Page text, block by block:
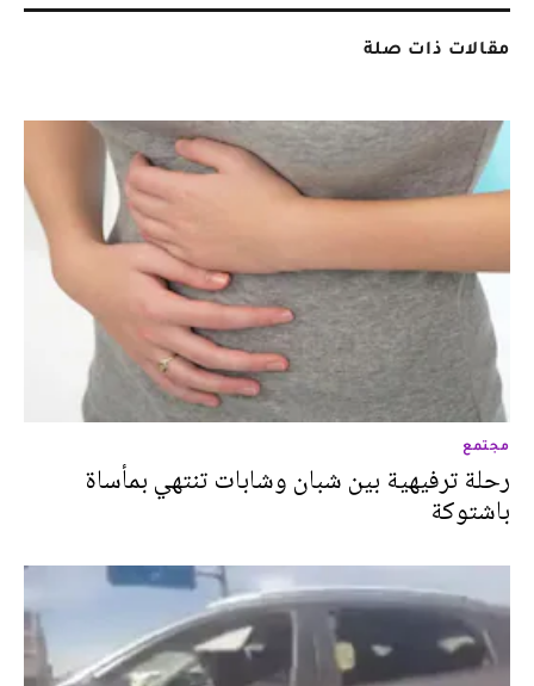
مقالات ذات صلة
مجتمع
رحلة ترفيهية بين شبان وشابات تنتهي بمأساة
باشتوكة